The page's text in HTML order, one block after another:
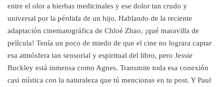
entre el olor a hierbas medicinales y ese dolor tan crudo y
universal por la pérdida de un hijo. Hablando de la reciente
adaptación cinematográfica de Chloé Zhao, ¡qué maravilla de
película! Tenía un poco de miedo de que el cine no lograra captar
esa atmósfera tan sensorial y espiritual del libro, pero Jessie
Buckley está inmensa como Agnes. Transmite toda esa conexión
casi mística con la naturaleza que tú mencionas en tu post. Y Paul